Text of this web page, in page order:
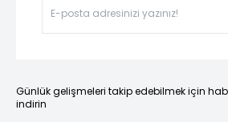
Günlük gelişmeleri takip edebilmek için
indirin